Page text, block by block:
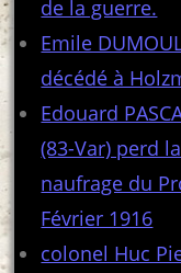
de la guerre.
Emile
décédé à
Edouard
(83-Var) perd
naufrage du
Février 1916
colonel Huc